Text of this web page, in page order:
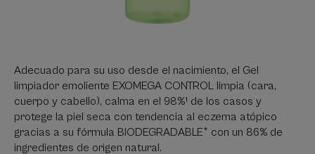
Adecuado para su uso desde el nacimiento, el Gel
limpiador emoliente EXOMEGA CONTROL limpia (cara,
cuerpo y cabello), calma en el 98%¹ de los casos y
protege la piel seca con tendencia al eczema atópico
gracias a su fórmula BIODEGRADABLE* con un 86% de
ingredientes de origen natural.